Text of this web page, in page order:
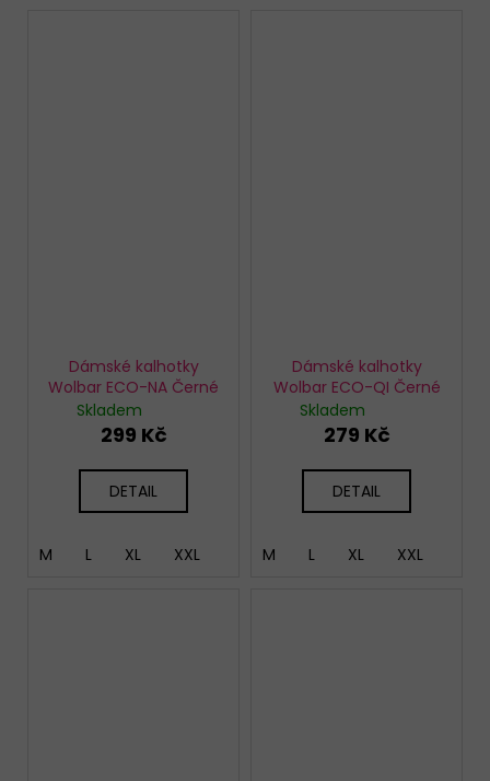
Dámské kalhotky
Wolbar ECO-NA Černé
Skladem
299 Kč
DETAIL
M L XL XXL
Dámské kalhotky
Wolbar ECO-QI Černé
Skladem
279 Kč
DETAIL
M L XL XXL